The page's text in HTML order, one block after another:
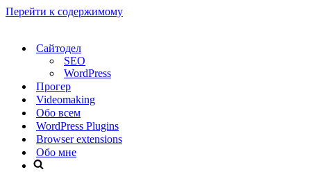
Перейти к содержимому
Сайтодел
SEO
WordPress
Прогер
Videomaking
Обо всем
WordPress Plugins
Browser extensions
Обо мне